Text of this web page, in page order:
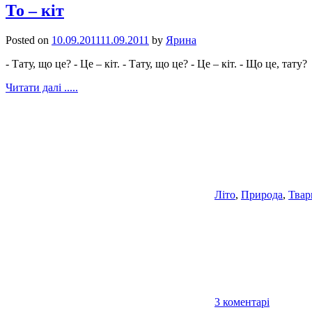
То – кіт
Posted on 10.09.201111.09.2011 by Ярина
- Тату, що це? - Це – кіт. - Тату, що це? - Це – кіт. - Що це, тату?
Читати далі .....
Літо, Природа,
3 коментарі